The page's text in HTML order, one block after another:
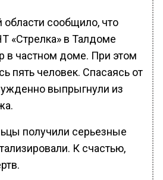
сообщило, что
«Стрелка» в Талдоме
в частном доме. При этом
пять человек. Спасаясь от
выпрыгнули из
получили серьезные
К счастью,